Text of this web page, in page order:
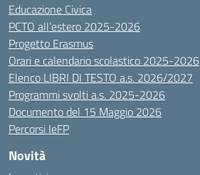
Educazione Civica
PCTO all’estero 2025-2026
Progetto Erasmus
Orari e calendario scolastico 2025-2026
Elenco LIBRI DI TESTO a.s. 2026/2027
Programmi svolti a.s. 2025-2026
Documento del 15 Maggio 2026
Percorsi IeFP
Novità